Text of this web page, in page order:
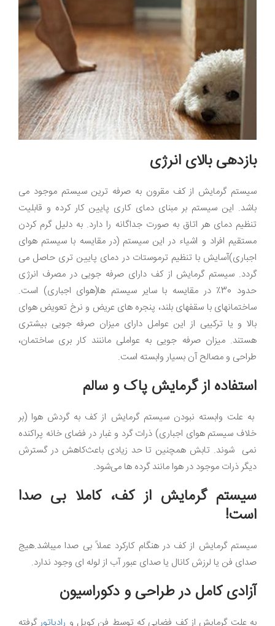
بازدهی بالای انرژی
سیستم گرمایش از کف مقرون به صرفه ترین سیستم موجود می
باشد. این سیستم بر مبنای دمای کاری پایین کار کرده و قابلیت
تنظیم دمای هر اتاق به صورت جداگانه را دارد. به دلیل گرم کردن
مستقیم افراد و اشیاء در این سیستم (در مقایسه با سیستم هوای
اجباری)آسایش با تنظیم ترموستات در دمای پایین تری حاصل می
گردد. سیستم گرمایش از کف دارای صرفه جویی در مصرف انرژی
حدود 30٪ در مقایسه با سایر سیستم ها(هوای اجباری) است.
ساختمانهای با سقفهای بلند، پنجره های عریض و نرخ تعویض هوای
بالا و یا ترکیبی از این عوامل دارای میزان صرفه جویی بیشتری
هستند. میزان صرفه جویی به عواملی ماننند کار بری ساختمان،
طراحی و مصالح آن بسیار وابسته است.
استفاده از گرمایش پاک و سالم
به علت وابسته نبودن سیستم گرمایش از کف به گردش هوا (بر
خلاف سیستم هوای اجباری) ذرات گرد و غبار در فضای خانه پراکنده
نمی شوند. تابش همچنین تا حد زیادی باعث‌کاهش در گسترش
دیگر ذرات موجود در هوا مانند گرده ها می‌شود.
سیستم گرمایش از کف، کاملا بی صدا
است!
سیستم گرمایش از کف در هنگام کارکرد عملاً بی صدا میباشد.هیج
صدای فن یا لرزش کانال یا صدای عبور آب از لوله ای وجود ندارد.
آزادی کامل در طراحی و دکوراسیون
به علت گرمایش از کف فضایی که توسط فن کویل و رادیاتورگرفته